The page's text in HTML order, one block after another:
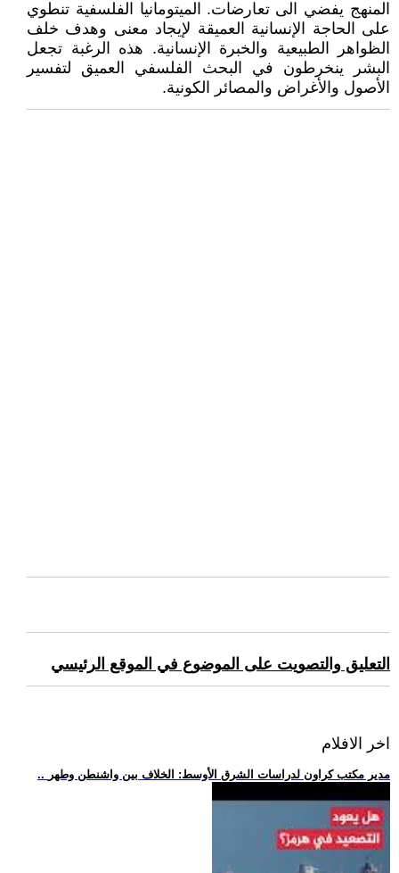
المنهج يفضي الى تعارضات. الميتومانيا الفلسفية تنطوي
على الحاجة الإنسانية العميقة لإيجاد معنى وهدف خلف
الظواهر الطبيعية والخبرة الإنسانية. هذه الرغبة تجعل
البشر ينخرطون في البحث الفلسفي العميق لتفسير
الأصول والأغراض والمصائر الكونية.
التعليق والتصويت على الموضوع في الموقع الرئيسي
اخر الافلام
.. مدير مكتب كراون لدراسات الشرق الأوسط: الخلاف بين واشنطن وطهر